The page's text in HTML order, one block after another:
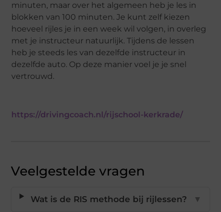
minuten, maar over het algemeen heb je les in
blokken van 100 minuten. Je kunt zelf kiezen
hoeveel rijles je in een week wil volgen, in overleg
met je instructeur natuurlijk. Tijdens de lessen
heb je steeds les van dezelfde instructeur in
dezelfde auto. Op deze manier voel je je snel
vertrouwd.
https://drivingcoach.nl/rijschool-kerkrade/
Veelgestelde vragen
Wat is de RIS methode bij rijlessen? ▼